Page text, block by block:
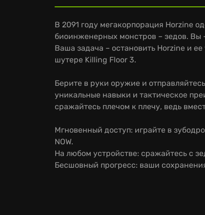
В 2091 году мегакорпорация Horzine
биоинженерных монстров – зедов. Вы
Ваша задача – остановить Horzine и
шутере Killing Floor 3.
Берите в руки оружие и
уникальные навыки и тактическое
сражайтесь плечом к плечу, ведь
Мгновенный доступ: играйте в
NOW.
На любом устройстве: сражайтесь с
Бесшовный прогресс: ваши